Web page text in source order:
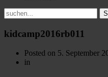
Suchen
nach:
kidcamp2016rb011
Posted on 5. September
in